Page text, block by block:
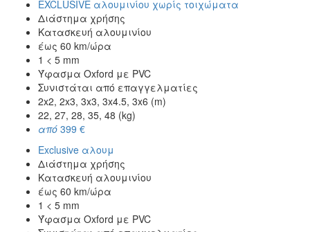
EXCLUSIVE αλουμινίου χωρίς τοιχώματα
Διάστημα χρήσης
Κατασκευή αλουμινίου
έως 60 km/ώρα
1 < 5 mm
Ύφασμα Oxford με PVC
Συνιστάται από επαγγελματίες
2x2, 2x3, 3x3, 3x4.5, 3x6 (m)
22, 27, 28, 35, 48 (kg)
από 399 €
Exclusive αλουμ
Διάστημα χρήσης
Κατασκευή αλουμινίου
έως 60 km/ώρα
1 < 5 mm
Ύφασμα Oxford με PVC